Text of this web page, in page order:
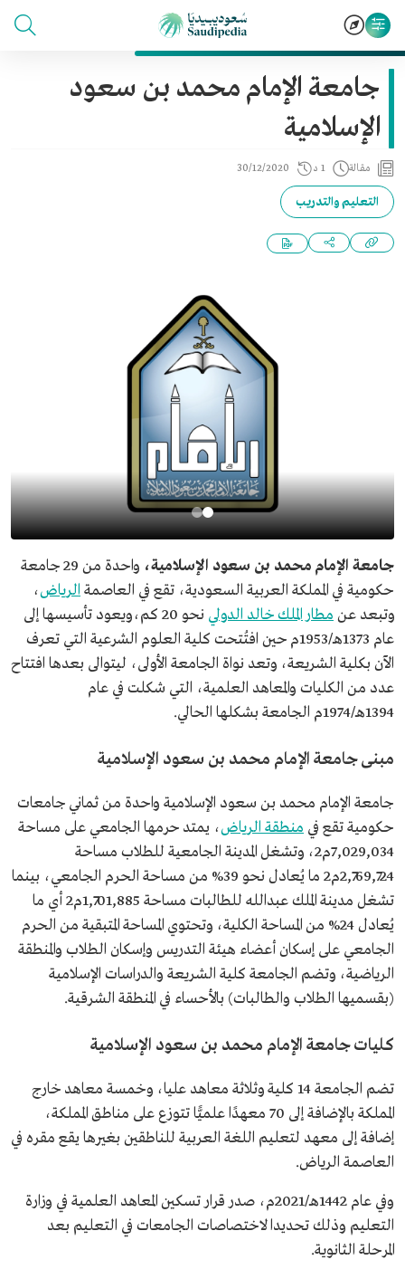
جامعة الإمام محمد بن سعود
الإسلامية
مقالة 1 د 30/12/2020
التعليم والتدريب
جامعة الإمام محمد بن سعود الإسلامية،
واحدة من 29 جامعة
حكومية في المملكة العربية السعودية، تقع في العاصمة الرياض،
وتبعد عن مطار الملك خالد الدولي
نحو 20 كم،ويعود تأسيسها إلى
عام 1373هـ/1953م حين افتُتحت كلية العلوم الشرعية التي تعرف
الآن بكلية الشريعة، وتعد نواة الجامعة الأولى، ليتوالى بعدها افتتاح
عدد من الكليات والمعاهد العلمية، التي شكلت في عام
1394هـ/1974م الجامعة بشكلها الحالي.
مبنى جامعة الإمام محمد بن سعود الإسلامية
جامعة الإمام محمد بن سعود الإسلامية واحدة من ثماني جامعات
حكومية تقع في منطقة الرياض، يمتد حرمها الجامعي على مساحة
7,029,034م2، وتشغل المدينة الجامعية للطلاب مساحة
2,769,724م2 ما يُعادل نحو 39% من مساحة الحرم الجامعي، بينما
تشغل مدينة الملك عبدالله للطالبات مساحة 1,701,885م2 أي ما
يُعادل 24% من المساحة الكلية، وتحتوي المساحة المتبقية من الحرم
الجامعي على إسكان أعضاء هيئة التدريس وإسكان الطلاب والمنطقة
الرياضية، وتضم الجامعة كلية الشريعة والدراسات الإسلامية
(بقسميها الطلاب والطالبات) بالأحساء في المنطقة الشرقية.
كليات جامعة الإمام محمد بن سعود الإسلامية
تضم الجامعة 14 كلية وثلاثة معاهد عليا، وخمسة معاهد خارج
المملكة بالإضافة إلى 70 معهدًا علميًّا تتوزع على مناطق المملكة،
إضافة إلى معهد لتعليم اللغة العربية للناطقين بغيرها يقع مقره في
العاصمة الرياض.
وفي عام 1442هـ/2021م، صدر قرار تسكين المعاهد العلمية في وزارة
التعليم وذلك تحديدا لاختصاصات الجامعات في التعليم بعد
المرحلة الثانوية.